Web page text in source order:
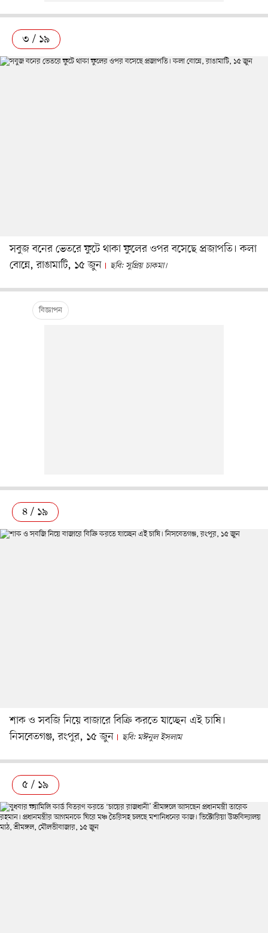
৩ / ১৯
সবুজ বনের ভেতরে ফুটে থাকা ফুলের ওপর বসেছে প্রজাপতি। কলা
বোন্নে, রাঙামাটি, ১৫ জুন
ছবি: সুপ্রিয় চাকমা।
৪ / ১৯
শাক ও সবজি নিয়ে বাজারে বিক্রি করতে যাচ্ছেন এই চাষি।
নিসবেতগঞ্জ, রংপুর, ১৫ জুন
ছবি: মঈনুল ইসলাম
৫ / ১৯